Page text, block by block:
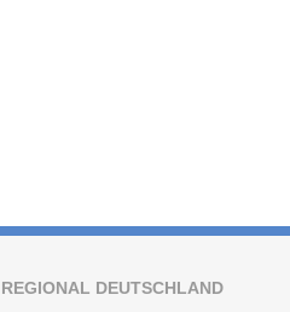
REGIONAL DEUTSCHLAND